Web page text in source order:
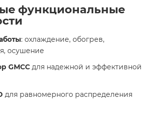
функциональные
: охлаждение, обогрев,
осушение
GMCC для надежной и эффективной
для равномерного распределения